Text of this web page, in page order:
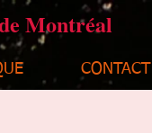
Montréal
CONTACT